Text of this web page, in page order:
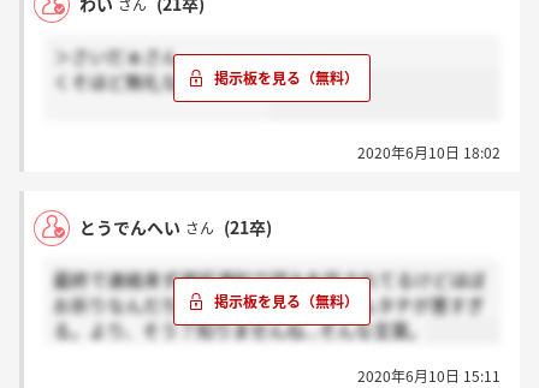
さん
＞さいだぁさん
くそほど無礼な会社ですな
2020年6月10日 18:02
とうでんへい さん (21卒)
最終で連絡来ず遅延通知で望みを託されてるけどほぼ
お祈りなんだろうなと思うとあまりにもタチが悪すぎ
る。より、そう？知りませんね...そんな言葉。
2020年6月10日 15:11